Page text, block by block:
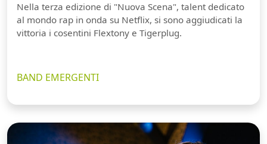
Nella terza edizione di "Nuova Scena", talent dedicato
al mondo rap in onda su Netflix, si sono aggiudicati la
vittoria i cosentini Flextony e Tigerplug.
BAND EMERGENTI